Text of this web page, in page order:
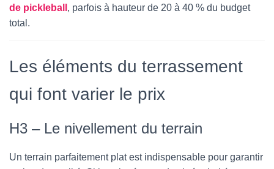
de pickleball , parfois à hauteur de 20 à 40 % du budget
total.
Les éléments du terrassement
qui font varier le prix
H3 – Le nivellement du terrain
Un terrain parfaitement plat est indispensable pour garantir